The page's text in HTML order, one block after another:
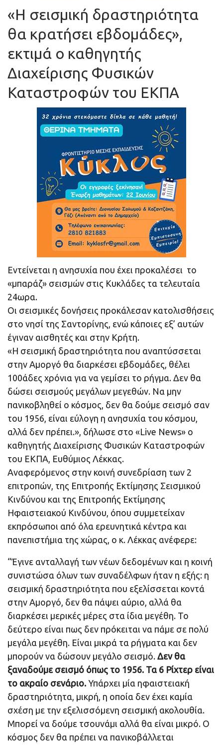
«Η σεισμική δραστηριότητα
θα κρατήσει εβδομάδες»,
εκτιμά ο καθηγητής
Διαχείρισης Φυσικών
Καταστροφών του ΕΚΠΑ
Εντείνεται η ανησυχία που έχει προκαλέσει το
«μπαράζ» σεισμών στις Κυκλάδες τα τελευταία
24ωρα.
Οι σεισμικές δονήσεις προκάλεσαν κατολισθήσεις
στο νησί της Σαντορίνης, ενώ κάποιες εξ’ αυτών
έγιναν αισθητές και στην Κρήτη.
«Η σεισμική δραστηριότητα που αναπτύσσεται
στην Αμοργό θα διαρκέσει εβδομάδες, θέλει
100άδες χρόνια για να γεμίσει το ρήγμα. Δεν θα
δώσει σεισμούς μεγάλων μεγεθών. Να μην
πανικοβληθεί ο κόσμος, δεν θα δούμε σεισμό σαν
του 1956, είναι εύλογη η ανησυχία του κόσμου,
αλλά δεν πρέπει.», δήλωσε στο «Live News» ο
καθηγητής Διαχείρισης Φυσικών Καταστροφών
του ΕΚΠΑ, Ευθύμιος Λέκκας.
Αναφερόμενος στην κοινή συνεδρίαση των 2
επιτροπών, της Επιτροπής Εκτίμησης Σεισμικού
Κινδύνου και της Επιτροπής Εκτίμησης
Ηφαιστειακού Κινδύνου, όπου συμμετείχαν
εκπρόσωποι από όλα ερευνητικά κέντρα και
πανεπιστήμια της χώρας, ο κ. Λέκκας ανέφερε:
“Έγινε ανταλλαγή των νέων δεδομένων και η κοινή
συνιστώσα όλων των συναδέλφων ήταν η εξής: η
σεισμική δραστηριότητα που εξελίσσεται κοντά
στην Αμοργό, δεν θα πάψει αύριο, αλλά θα
διαρκέσει μερικές μέρες στα ίδια μεγέθη. Το
δεύτερο είναι πως δεν πρόκειται να πάμε σε πολύ
μεγάλα μεγέθη. Είναι μικρά τα ρήγματα και δεν
μπορούν να δώσουν μεγάλο σεισμό. Δεν θα
ξαναδούμε σεισμό όπως το 1956. Τα 6 Ρίχτερ είναι
το ακραίο σενάριο. Υπάρχει μία ηφαιστειακή
δραστηριότητα, μικρή, η οποία δεν έχει καμία
σχέση με την εξελισσόμενη σεισμική ακολουθία.
Μπορεί να δούμε τσουνάμι αλλά θα είναι μικρό. Ο
κόσμος δεν θα πρέπει να πανικοβάλλεται